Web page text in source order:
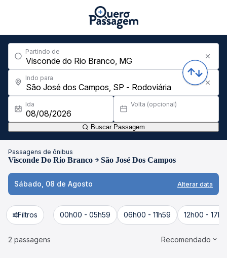
Partindo de
Indo para
Ida Volta (opcional)
Buscar Passagem
Passagens de ônibus
Visconde Do Rio Branco São José Dos Campos
Sábado, 08 de Agosto Alterar data
Filtros 00h00 - 05h59 06h00 - 11h59 12h00 -
2 passagens Recomendado